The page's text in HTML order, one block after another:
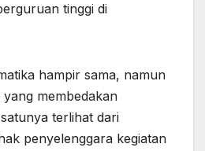
tinggi di
hampir sama, namun
membedakan
terlihat dari
penyelenggara kegiatan